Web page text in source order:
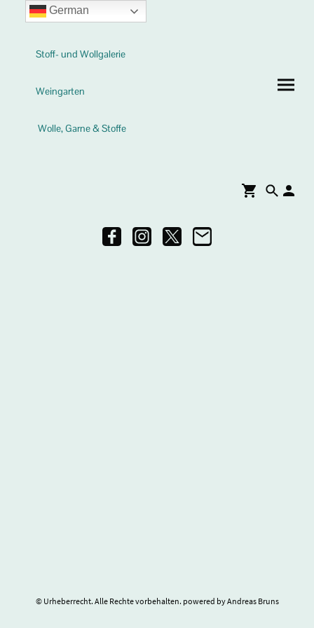
Stoff- und Wollgalerie
Weingarten
Wolle, Garne & Stoffe
© Urheberrecht. Alle Rechte vorbehalten. powered by Andreas Bruns
German